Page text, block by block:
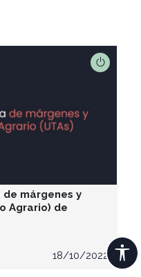
márgenes y
Agrario) de
18/10/2022